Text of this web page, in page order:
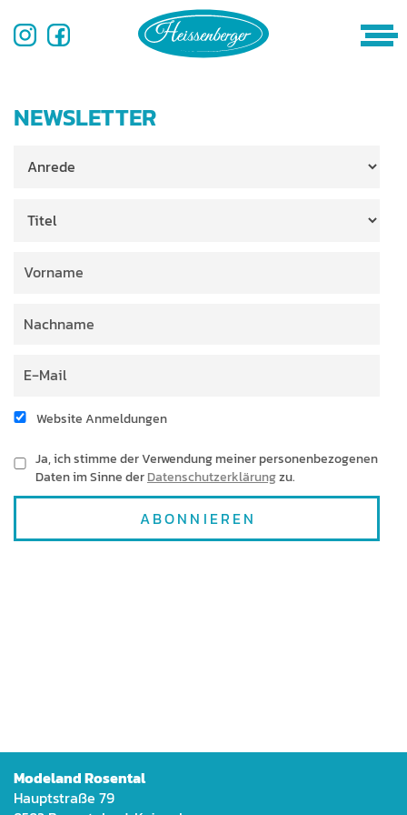
NEWSLETTER
Web­site Anmeldungen
Ja, ich stimme der Ver­wen­dung mein­er per­so­n­en­be­zo­ge­nen
Dat­en im Sinne der Daten­schutzerk­lärungzu.
Mod­e­land Rosental
Haupt­straße 79